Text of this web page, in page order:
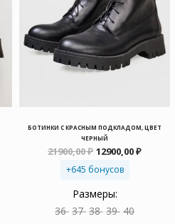
БОТИНКИ С КРАСНЫМ ПОДКЛАДОМ, ЦВЕТ
ЧЕРНЫЙ
21900,00₽
составляла
12900,00₽
+645 бонусов
Размеры:
36 37 38 39 40